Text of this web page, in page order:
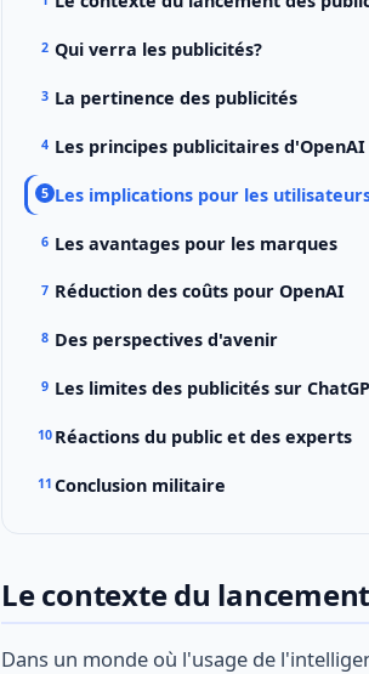
Qui verra les publicités?
La pertinence des publicités
Les principes publicitaires d'OpenAI
Les implications pour les
Les avantages pour les marques
Réduction des coûts pour OpenAI
Des perspectives d'avenir
Les limites des publicités sur
Réactions du public et des experts
Conclusion militaire
Le contexte du
Dans un monde où l'usage de